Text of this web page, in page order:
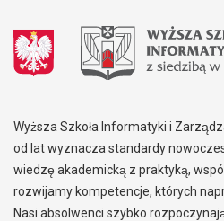
Wyższa Szkoła Informatyki i
od lat wyznacza standardy
wiedzę akademicką z praktyką,
rozwijamy kompetencje, których
Nasi absolwenci szybko